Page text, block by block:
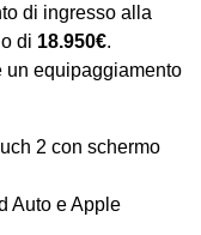
di ingresso alla
di 18.950€.
un equipaggiamento
2 con schermo
Auto e Apple